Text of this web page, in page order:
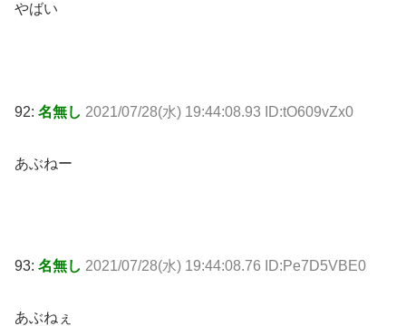
やばい
92: 名無し 2021/07/28(水) 19:44:08.93 ID:tO609vZx0
あぶねー
93: 名無し 2021/07/28(水) 19:44:08.76 ID:Pe7D5VBE0
あぶねぇ